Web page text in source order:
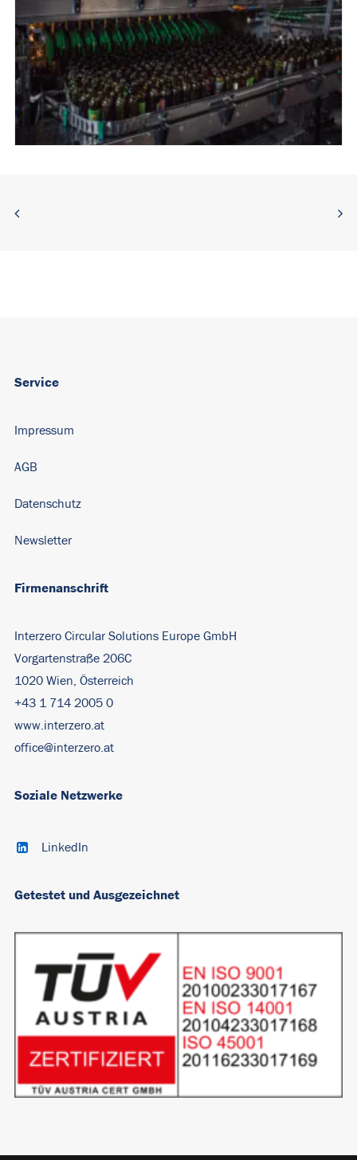
Firmenanschrift
Interzero Circular Solutions Europe GmbH
Vorgartenstraße 206C
1020 Wien, Österreich
+43 1 714 2005 0
www.interzero.at
office@interzero.at
Service
Impressum
AGB
Datenschutz
Newsletter
Soziale Netzwerke
LinkedIn
Getestet und Ausgezeichnet